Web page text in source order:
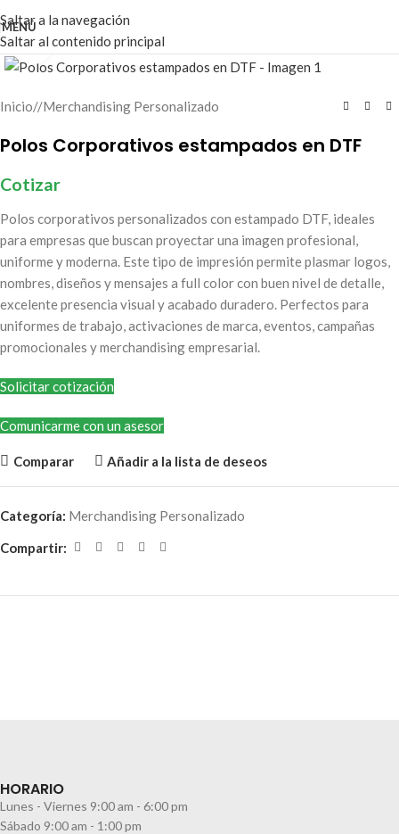
Saltar a la navegación
Saltar al contenido principal
MENÚ
Haga clic para ampliar
Inicio/ Merchandising Personalizado
Polos Corporativos estampados en DTF
Cotizar
Polos corporativos personalizados con estampado DTF, ideales
para empresas que buscan proyectar una imagen profesional,
uniforme y moderna. Este tipo de impresión permite plasmar logos,
nombres, diseños y mensajes a full color con buen nivel de detalle,
excelente presencia visual y acabado duradero. Perfectos para
uniformes de trabajo, activaciones de marca, eventos, campañas
promocionales y merchandising empresarial.
Solicitar cotización
Comunicarme con un asesor
Comparar Añadir a la lista de deseos
Categoría: Merchandising Personalizado
Compartir:
HORARIO
Lunes - Viernes 9:00 am - 6:00 pm
Sábado 9:00 am - 1:00 pm